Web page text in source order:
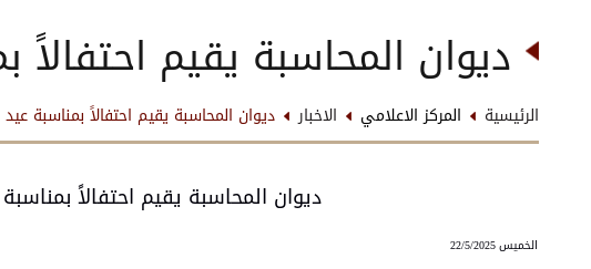
ديوان المحاسبة يقيم
الرئيسية المركز الاعلامي الاخبار ديوان المحاسبة يقيم احتفالاً بمناسبة
ديوان المحاسبة يقيم احتفالاً
الخميس 22/5/2025